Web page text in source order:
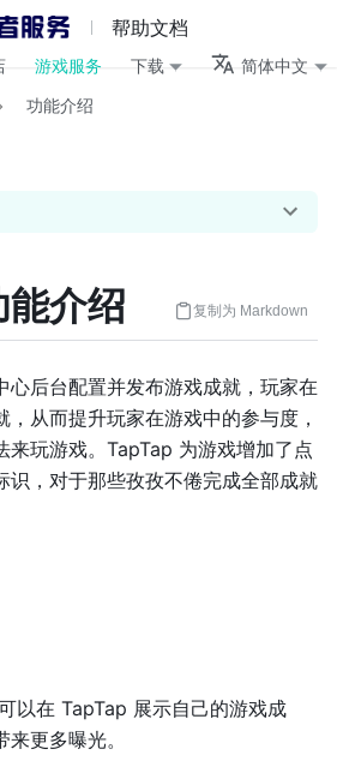
帮助文档
游戏服务 下载
简体中文
功能介绍
介绍 复制为 Markdown
心后台配置并发布游戏成就，玩家在
从而提升玩家在游戏中的参与度，
来玩游戏。TapTap 为游戏增加了点
识，对于那些孜孜不倦完成全部成就
以在 TapTap 展示自己的游戏成
更多曝光。